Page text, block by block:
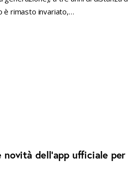
è rimasto invariato,…
dell’app ufficiale